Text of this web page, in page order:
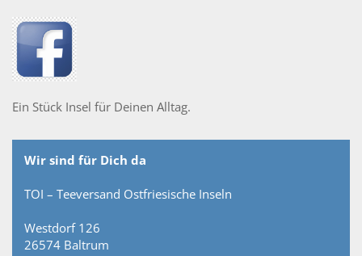
Ein Stück Insel für Deinen Alltag.
Wir sind für Dich da
TOI – Teeversand Ostfriesische Inseln
Westdorf 126
26574 Baltrum